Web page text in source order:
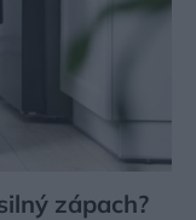
zápach?